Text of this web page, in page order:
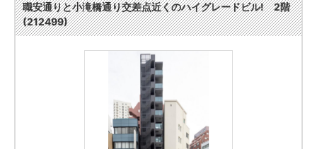
職安通りと小滝橋通り交差点近くのハイグレードビル! 2階
(212499)